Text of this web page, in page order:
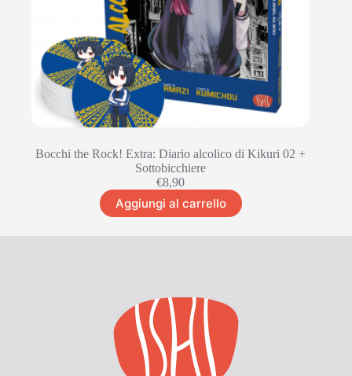
Bocchi the Rock! Extra: Diario alcolico di Kikuri 02 +
Sottobicchiere
€8,90
Aggiungi al carrello